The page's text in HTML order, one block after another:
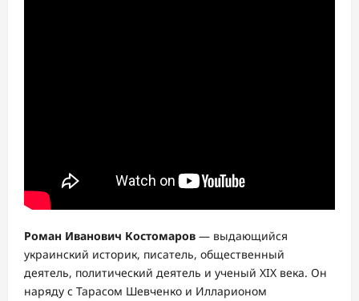
Роман Иванович Костомаров — выдающийся
украинский историк, писатель, общественный
деятель, политический деятель и ученый XIX века. Он
наряду с Тарасом Шевченко и Илларионом